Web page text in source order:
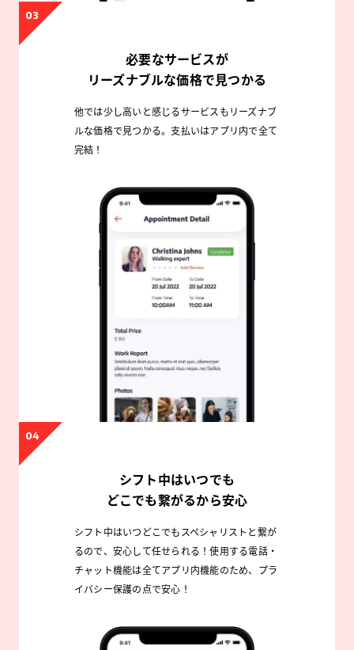
03
必要なサービスが
リーズナブルな価格で見つかる
他では少し高いと感じるサービスもリーズナブ
ルな価格で見つかる。支払いはアプリ内で全て
完結！
04
シフト中はいつでも
どこでも繋がるから安心
シフト中はいつどこでもスペシャリストと繋が
るので、安心して任せられる！使用する電話・
チャット機能は全てアプリ内機能のため、プラ
イバシー保護の点で安心！